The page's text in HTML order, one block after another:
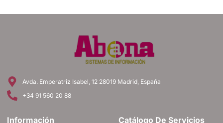
Avda. Emperatriz Isabel, 12 28019 Madrid, España
+34 91 560 20 88
Información Catálogo De Servicios